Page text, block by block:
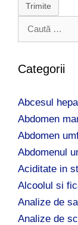
Trimite
t
u
p
ă
Categorii
Abcesul
Abdomen
Abdomen
Abdomenul
Aciditate in
Alcoolul si
Analize de
Analize de